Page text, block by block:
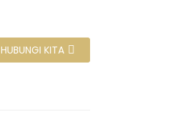
HUBUNGI KITA